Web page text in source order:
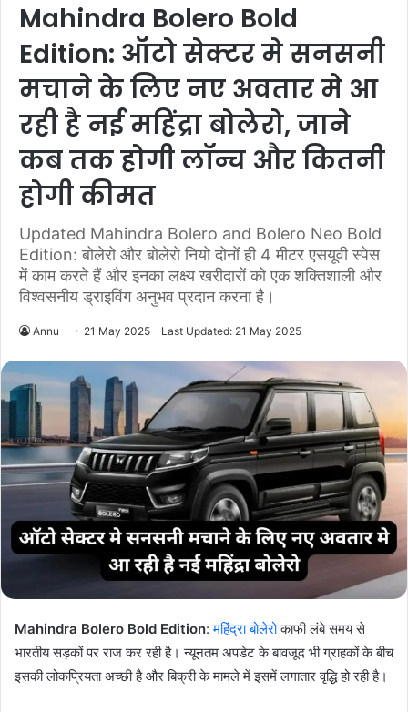
Mahindra Bolero Bold
Edition: ऑटो सेक्टर मे सनसनी
मचाने के लिए नए अवतार मे आ
रही है नई महिंद्रा बोलेरो, जाने
कब तक होगी लॉन्च और कितनी
होगी कीमत
Updated Mahindra Bolero and Bolero Neo Bold
Edition: बोलेरो और बोलेरो नियो दोनों ही 4 मीटर एसयूवी स्पेस
में काम करते हैं और इनका लक्ष्य खरीदारों को एक शक्तिशाली और
विश्वसनीय ड्राइविंग अनुभव प्रदान करना है।
Annu 21 May 2025 Last Updated: 21 May 2025
Mahindra Bolero Bold Edition:महिंद्रा बोलेरोकाफी लंबे समय से
भारतीय सड़कों पर राज कर रही है। न्यूनतम अपडेट के बावजूद भी ग्राहकों के बीच
इसकी लोकप्रियता अच्छी है और बिक्री के मामले में इसमें लगातार वृद्धि हो रही है।